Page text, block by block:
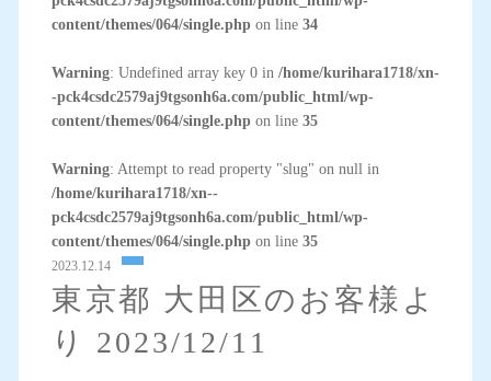
content/themes/064/single.phpon line 34
Warning: Undefined array key 0 in /home/kurihara1718/xn-
-pck4csdc2579aj9tgsonh6a.com/public_html/wp-
content/themes/064/single.phpon line 35
Warning: Attempt to read property "slug" on null in
/home/kurihara1718/xn--
pck4csdc2579aj9tgsonh6a.com/public_html/wp-
content/themes/064/single.phpon line 35
2023.12.14
東京都 大田区のお客様よ
り 2023/12/11